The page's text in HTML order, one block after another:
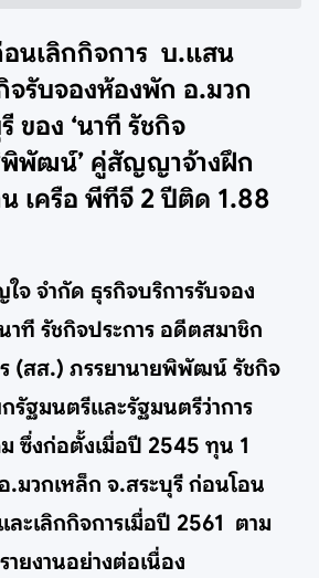
อนเลิกกิจการ บ.แสน
จรับจองห้องพัก อ.มวก
ของ ‘นาที รัชกิจ
‘พิพัฒน์’ คู่สัญญาจ้างฝึก
เครือ พีทีจี 2 ปีติด 1.88
จ จำกัด ธุรกิจบริการรับจอง
ที รัชกิจประการ อดีตสมาชิก
(สส.) ภรรยานายพิพัฒน์ รัชกิจ
รัฐมนตรีและรัฐมนตรีว่าการ
ซึ่งก่อตั้งเมื่อปี 2545 ทุน 1
มวกเหล็ก จ.สระบุรี ก่อนโอน
ะเลิกกิจการเมื่อปี 2561 ตาม
ยงานอย่างต่อเนื่อง